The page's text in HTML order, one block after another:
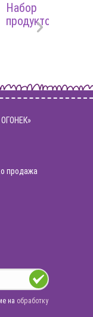
Набор
продуктов
продажа
на обработку